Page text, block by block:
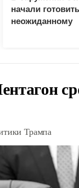
начали
неожиданному
Трампа